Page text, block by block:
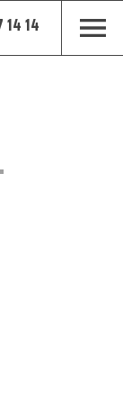
14 14